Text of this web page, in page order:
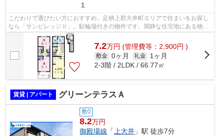
１
こだわりで選びたい方におすすめ。足柄上郡大井町エリアで住まいをお探し
なら「サンビレッジⅡ」。駐輪場付きの物件です。閑静な住宅地にある物件
です。事前のお申し出をいただければ、...
7.2万円 (管理費等：2,900円 )
敷金 0ヶ月 礼金
1ヶ月
2-3階 / 2LDK / 66.77㎡
賃貸 | アパート グリーンテラスＡ
敷0
8.2万円
御殿場線 「上大井 」駅 徒歩7分